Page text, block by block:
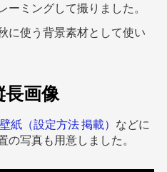
ーミングして撮りました。
に使う背景素材として使い
長画像
紙（設定方法 掲載） などに
写真も用意しました。